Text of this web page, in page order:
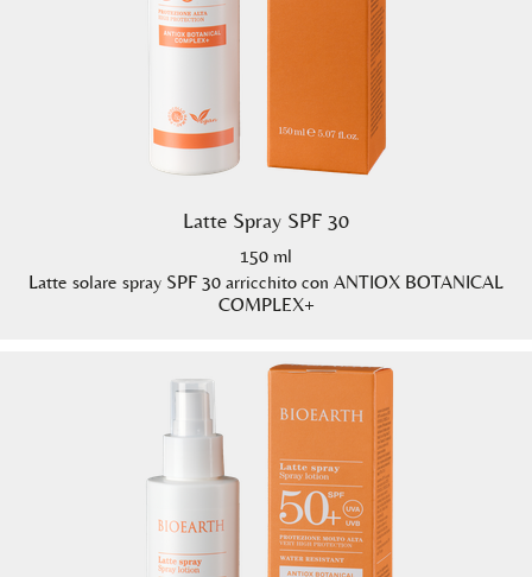
Latte Spray SPF 30
150 ml
Latte solare spray SPF 30 arricchito con ANTIOX BOTANICAL
COMPLEX+